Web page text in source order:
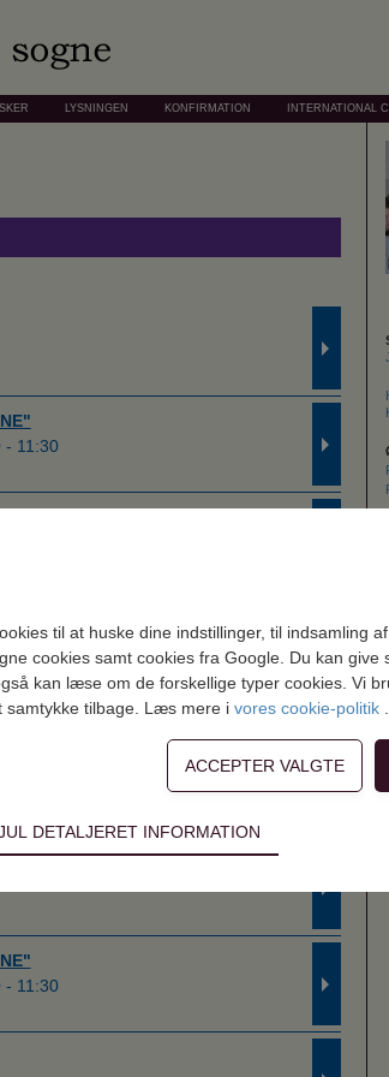
LYSNINGEN KONFIRMATION INTERNATIONAL
til at huske dine indstillinger, til indsamling
cookies samt cookies fra Google. Du kan give
kan læse om de forskellige typer cookies. Vi
samtykke tilbage. Læs mere i vores cookie-politik
grundlæggende funktioner som fx navigation,
og effektiviteten af en
hjemmesiden bruges.
DETALJERET INFORMATION